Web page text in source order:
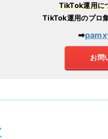
TikTok運用に
TikTok運用のプロ
➡︎
お問